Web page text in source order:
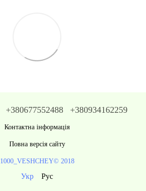
+380677552488 +380934162259
Контактна інформація
Повна версія сайту
1000_VESHCHEY© 2018
Укр Рус